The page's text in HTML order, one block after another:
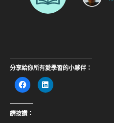
分享給你所有愛學習的小夥伴：
按
一
分
享
至
分
享
請按讚：